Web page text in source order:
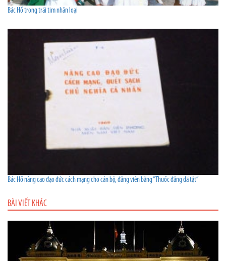
Bác Hồ trong trái tim nhân loại
Bác Hồ nâng cao đạo đức cách mạng cho cán bộ, đảng viên bằng “Thuốc đắng dã tật”
BÀI VIẾT KHÁC